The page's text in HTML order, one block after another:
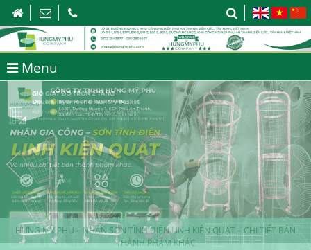
Menu
HƯNG MỸ PHÚ – NHẬN SƠN TĨNH ĐIỆN LINH KIỆN QUẠT – CHI TIẾT BÁN
THÀNH PHẨM KHÁC